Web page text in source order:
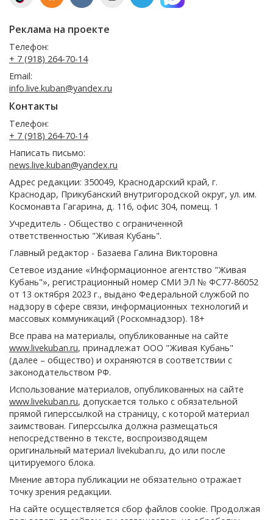
Реклама на проекте
Телефон:
+ 7 (918) 264-70-14
Email:
info.live.kuban@yandex.ru
Контакты
Телефон:
+ 7 (918) 264-70-14
Написать письмо:
news.live.kuban@yandex.ru
Адрес редакции: 350049, Краснодарский край, г.
Краснодар, Прикубанский внутригородской округ, ул. им.
Космонавта Гагарина, д. 116, офис 304, помещ. 1
Учредитель - Общество с ограниченной
ответственностью "Живая Кубань".
Главный редактор - Базаева Галина Викторовна
Сетевое издание «Информационное агентство "Живая
Кубань"», регистрационный номер СМИ ЭЛ № ФС77-86052
от 13 октября 2023 г., выдано Федеральной службой по
надзору в сфере связи, информационных технологий и
массовых коммуникаций (Роскомнадзор). 18+
Все права на материалы, опубликованные на сайте
www.livekuban.ru, принадлежат ООО "Живая Кубань"
(далее – общество) и охраняются в соответствии с
законодательством РФ.
Использование материалов, опубликованных на сайте
www.livekuban.ru, допускается только с обязательной
прямой гиперссылкой на страницу, с которой материал
заимствован. Гиперссылка должна размещаться
непосредственно в тексте, воспроизводящем
оригинальный материал livekuban.ru, до или после
цитируемого блока.
Мнение автора публикации не обязательно отражает
точку зрения редакции.
На сайте осуществляется сбор файлов cookie. Продолжая